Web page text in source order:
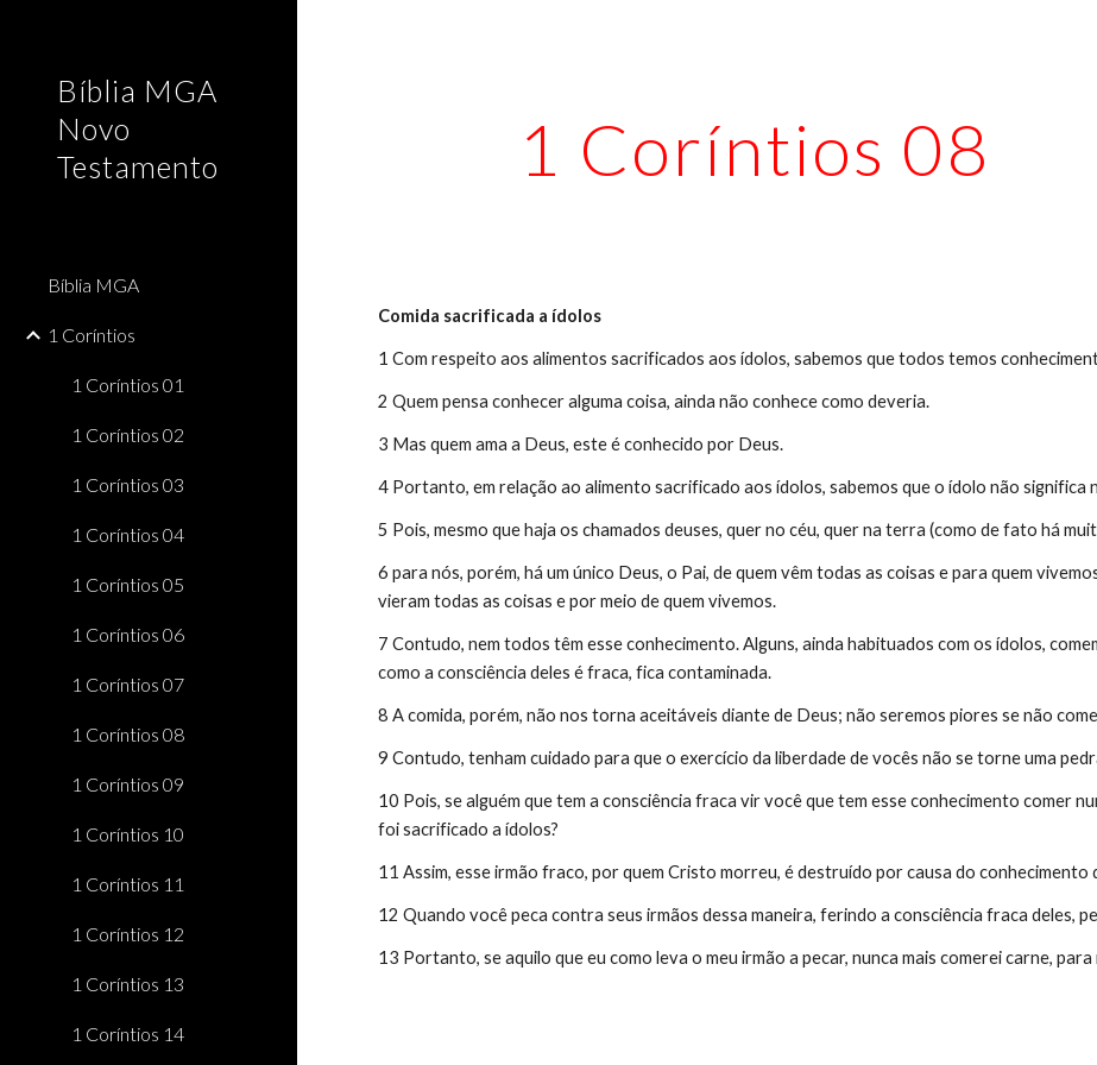
Bíblia MGA
Novo
Testamento
Bíblia MGA
1 Coríntios
1 Coríntios 01
1 Coríntios 02
1 Coríntios 03
1 Coríntios 04
1 Coríntios 05
1 Coríntios 06
1 Coríntios 07
1 Coríntios 08
1 Coríntios 09
1 Coríntios 10
1 Coríntios 11
1 Coríntios 12
1 Coríntios 13
1 Coríntios 14
1 Coríntios 08
Comida sacrificada a ídolos
1 Com respeito aos alimentos sacrificados aos ídolos, sabemos que todos temos
2 Quem pensa conhecer alguma coisa, ainda não conhece como deveria.
3 Mas quem ama a Deus, este é conhecido por Deus.
4 Portanto, em relação ao alimento sacrificado aos ídolos, sabemos que o ídolo não significa
5 Pois, mesmo que haja os chamados deuses, quer no céu, quer na terra (como de fato há
6 para nós, porém, há um único Deus, o Pai, de quem vêm todas as coisas e para quem
vieram todas as coisas e por meio de quem vivemos.
7 Contudo, nem todos têm esse conhecimento. Alguns, ainda habituados com os ídolos,
como a consciência deles é fraca, fica contaminada.
8 A comida, porém, não nos torna aceitáveis diante de Deus; não seremos piores se não
9 Contudo, tenham cuidado para que o exercício da liberdade de vocês não se torne uma
10 Pois, se alguém que tem a consciência fraca vir você que tem esse conhecimento comer
foi sacrificado a ídolos?
11 Assim, esse irmão fraco, por quem Cristo morreu, é destruído por causa do conhecimento
12 Quando você peca contra seus irmãos dessa maneira, ferindo a consciência fraca deles,
13 Portanto, se aquilo que eu como leva o meu irmão a pecar, nunca mais comerei carne,